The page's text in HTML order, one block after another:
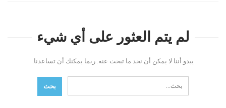
لم يتم العثور على أي شيء
يبدو أننا لا يمكن أن نجد ما تبحث عنه. ربما يمكنك أن تساعدنا.